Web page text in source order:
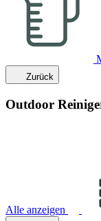
Zurück
Outdoor
Alle anzeigen